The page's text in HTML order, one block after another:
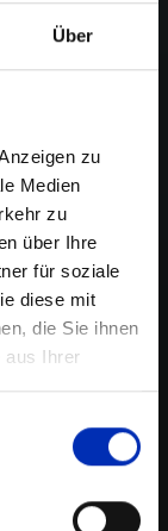
Über
zu
Medien
zu
über Ihre
für soziale
diese mit
die Sie ihnen
aus Ihrer